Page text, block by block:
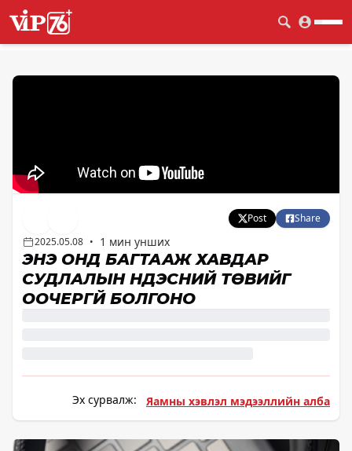
Post
Share
2025.05.08 • 1 мин унших
ЭНЭ ОНД БАГТААЖ ХАВДАР
СУДЛАЛЫН ҮНДЭСНИЙ ТӨВИЙГ
ООЧЕРГҮЙ БОЛГОНО
Эх сурвалж: Яамны хэвлэл мэдээллийн алба